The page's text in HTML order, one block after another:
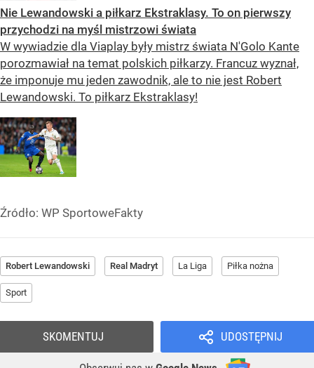
Nie Lewandowski a piłkarz Ekstraklasy. To on pierwszy
przychodzi na myśl mistrzowi świata
W wywiadzie dla Viaplay były mistrz świata N'Golo Kante
porozmawiał na temat polskich piłkarzy. Francuz wyznał,
że imponuje mu jeden zawodnik, ale to nie jest Robert
Lewandowski. To piłkarz Ekstraklasy!
Źródło: WP SportoweFakty
Robert Lewandowski Real Madryt La Liga Piłka nożna
Sport
UDOSTĘPNIJ
SKOMENTUJ